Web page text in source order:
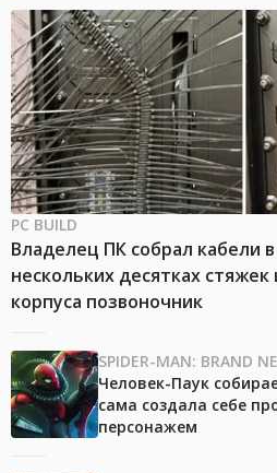
PC BUILD
Владелец ПК собрал кабели
нескольких десятках
корпуса позвоночник
SPIDER-MAN: BRAND
Человек-Паук
сама создала себе
персонажем